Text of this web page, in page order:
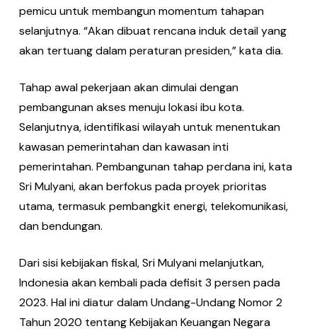
pemicu untuk membangun momentum tahapan
selanjutnya. “Akan dibuat rencana induk detail yang
akan tertuang dalam peraturan presiden,” kata dia.
Tahap awal pekerjaan akan dimulai dengan
pembangunan akses menuju lokasi ibu kota.
Selanjutnya, identifikasi wilayah untuk menentukan
kawasan pemerintahan dan kawasan inti
pemerintahan. Pembangunan tahap perdana ini, kata
Sri Mulyani, akan berfokus pada proyek prioritas
utama, termasuk pembangkit energi, telekomunikasi,
dan bendungan.
Dari sisi kebijakan fiskal, Sri Mulyani melanjutkan,
Indonesia akan kembali pada defisit 3 persen pada
2023. Hal ini diatur dalam Undang-Undang Nomor 2
Tahun 2020 tentang Kebijakan Keuangan Negara